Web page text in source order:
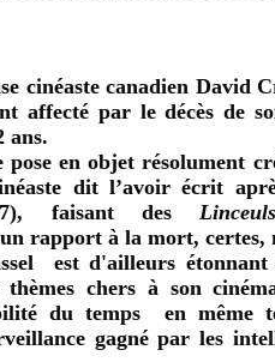
cinéaste canadien David
affecté par le décès de
ans.
en objet résolument
dit l’avoir écrit
faisant des
rapport à la mort, certes,
est d'ailleurs
chers à son
du temps en même
gagné par les